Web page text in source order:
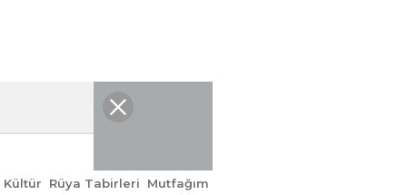
Kültür Rüya Tabirleri Mutfağım